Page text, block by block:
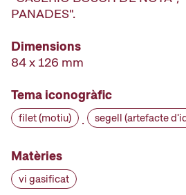
PANADES".
Dimensions
84 x 126 mm
Tema iconogràfic
filet (motiu) · segell (artefacte
Matèries
vi gasificat